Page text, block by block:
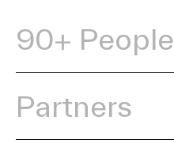
90+ People
Partners